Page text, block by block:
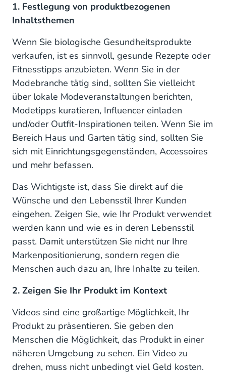
1. Festlegung von produktbezogenen
Inhaltsthemen
Wenn Sie biologische Gesundheitsprodukte
verkaufen, ist es sinnvoll, gesunde Rezepte oder
Fitnesstipps anzubieten. Wenn Sie in der
Modebranche tätig sind, sollten Sie vielleicht
über lokale Modeveranstaltungen berichten,
Modetipps kuratieren, Influencer einladen
und/oder Outfit-Inspirationen teilen. Wenn Sie im
Bereich Haus und Garten tätig sind, sollten Sie
sich mit Einrichtungsgegenständen, Accessoires
und mehr befassen.
Das Wichtigste ist, dass Sie direkt auf die
Wünsche und den Lebensstil Ihrer Kunden
eingehen. Zeigen Sie, wie Ihr Produkt verwendet
werden kann und wie es in deren Lebensstil
passt. Damit unterstützen Sie nicht nur Ihre
Markenpositionierung, sondern regen die
Menschen auch dazu an, Ihre Inhalte zu teilen.
2. Zeigen Sie Ihr Produkt im Kontext
Videos sind eine großartige Möglichkeit, Ihr
Produkt zu präsentieren. Sie geben den
Menschen die Möglichkeit, das Produkt in einer
näheren Umgebung zu sehen. Ein Video zu
drehen, muss nicht unbedingt viel Geld kosten.